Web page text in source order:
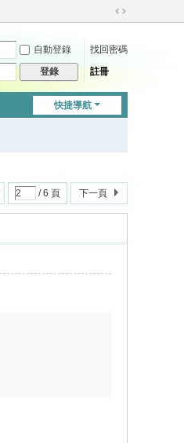
切
到
自動登錄
找回密碼
登錄 註冊
快捷導航
/ 6 頁 下一頁